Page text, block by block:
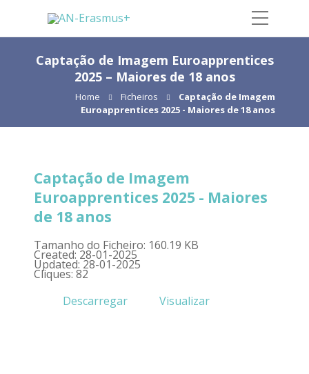
Captação de Imagem Euroapprentices
2025 – Maiores de 18 anos
Home Ficheiros
Captação de Imagem
Euroapprentices 2025 - Maiores de 18 anos
Captação de Imagem
Euroapprentices 2025 - Maiores
de 18 anos
Tamanho do Ficheiro: 160.19 KB
Created: 28-01-2025
Updated: 28-01-2025
Cliques: 82
Descarregar
Visualizar